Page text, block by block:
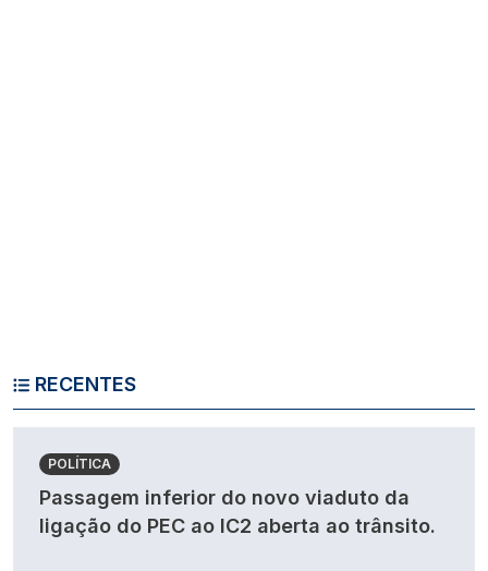
RECENTES
POLÍTICA
Passagem inferior do novo viaduto da
ligação do PEC ao IC2 aberta ao trânsito.